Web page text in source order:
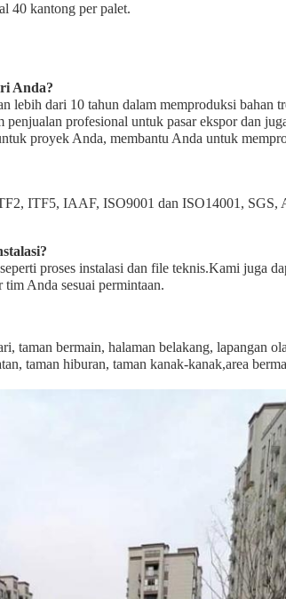
40 kantong per palet.
Anda?
lebih dari 10 tahun dalam memproduksi bahan
profesional untuk pasar ekspor dan
proyek Anda, membantu Anda untuk
ITF5, IAAF, ISO9001 dan ISO14001, SGS,
proses instalasi dan file teknis.Kami juga
Anda sesuai permintaan.
taman bermain, halaman belakang, lapangan
taman hiburan, taman kanak-kanak,area